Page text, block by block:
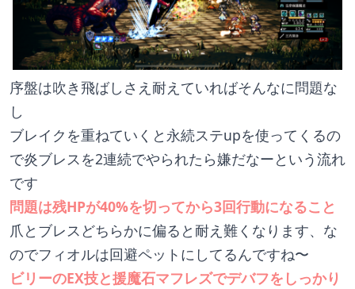
序盤は吹き飛ばしさえ耐えていればそんなに問題な
し
ブレイクを重ねていくと永続ステupを使ってくるの
で炎ブレスを2連続でやられたら嫌だなーという流れ
です
問題は残HPが40%を切ってから3回行動になること
爪とブレスどちらかに偏ると耐え難くなります、な
のでフィオルは回避ペットにしてるんですね〜
ビリーのEX技と援魔石マフレズでデバフをしっかり